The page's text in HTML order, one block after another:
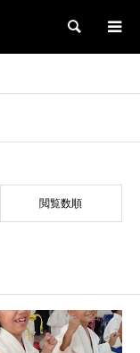
検索
閲覧数順